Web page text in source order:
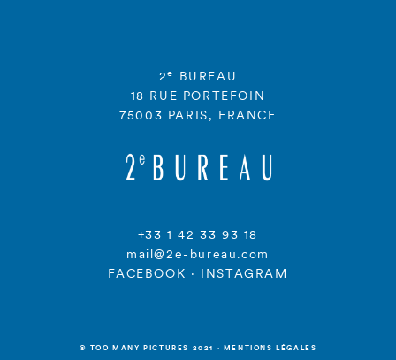
2e
BUREAU
18 RUE PORTEFOIN
75003 PARIS, FRANCE
+33 1 42 33 93 18
mail@2e-bureau.com
FACEBOOK · INSTAGRAM
© TOO MANY PICTURES 2021 · MENTIONS LÉGALES